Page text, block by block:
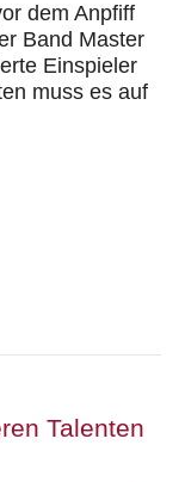
dem Anpfiff
Band Master
Einspieler
muss es auf
Talenten